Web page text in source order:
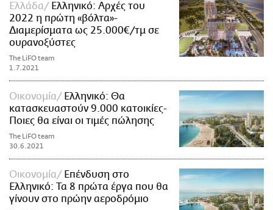
Ελλάδα
Ελληνικό: Αρχές του
2022 η πρώτη «βόλτα»-
Διαμερίσματα ως 25.000€/τμ σε
ουρανοξύστες
The LiFO team
1.7.2021
Οικονομία
Ελληνικό: Θα
κατασκευαστούν 9.000 κατοικίες-
Ποιες θα είναι οι τιμές πώλησης
The LiFO team
30.6.2021
Οικονομία
Επένδυση στο
Ελληνικό: Τα 8 πρώτα έργα που θα
γίνουν στο πρώην αεροδρόμιο